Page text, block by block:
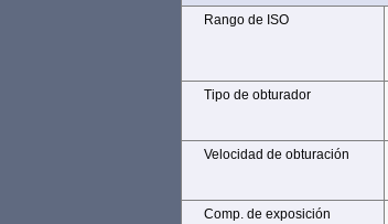
Rango de ISO
Tipo de obturador
Velocidad de obturación
Comp. de exposición
Rango de ISO
Tipo de obturador
Velocidad de obturación
Comp. de exposición